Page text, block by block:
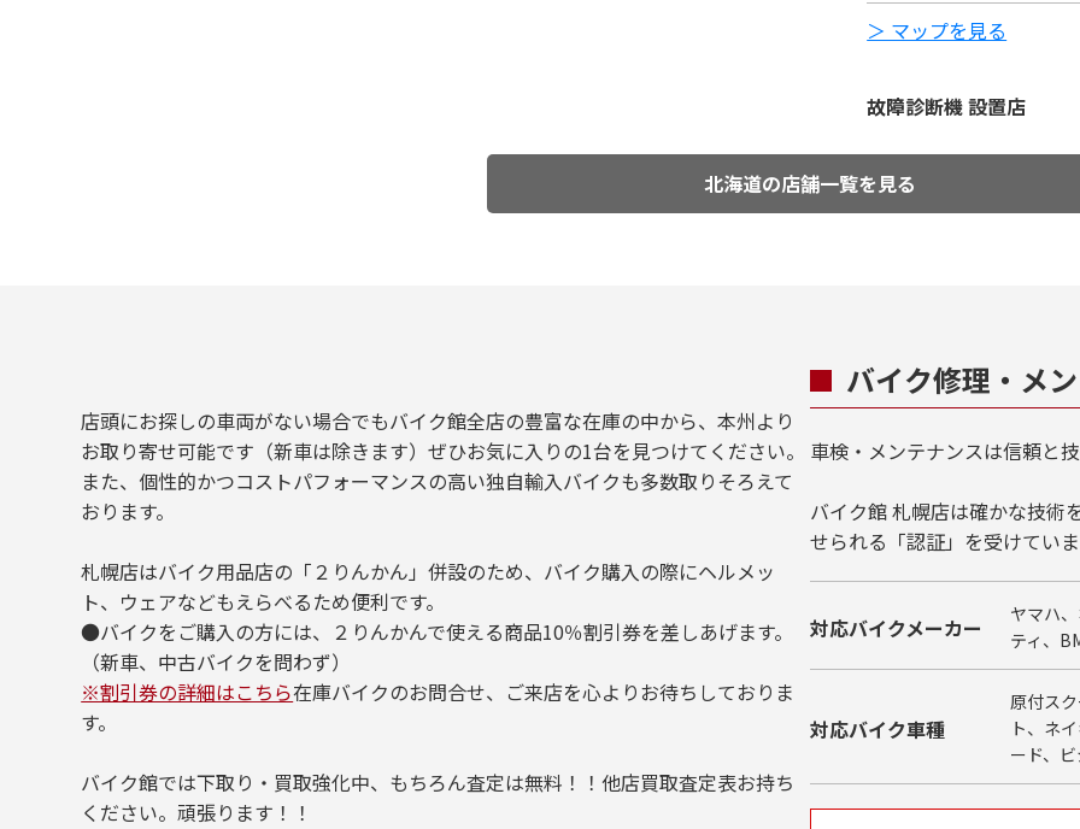
＞ マップを見る
故障診断機 設置店
北海道の店舗一覧を見る
店頭にお探しの車両がない場合でもバイク館全店の豊富な在庫の中から、本州より
お取り寄せ可能です（新車は除きます）ぜひお気に入りの1台を見つけてください。
また、個性的かつコストパフォーマンスの高い独自輸入バイクも多数取りそろえて
おります。
札幌店はバイク用品店の「２りんかん」併設のため、バイク購入の際にヘルメッ
ト、ウェアなどもえらべるため便利です。
●バイクをご購入の方には、２りんかんで使える商品10％割引券を差しあげます。
（新車、中古バイクを問わず）
※割引券の詳細はこちら在庫バイクのお問合せ、ご来店を心よりお待ちしておりま
す。
バイク館では下取り・買取強化中、もちろん査定は無料！！他店買取査定表お持ち
ください。頑張ります！！
バイク修理・メ
車検・メンテナンスは信頼と
バイク館 札幌店は確かな技術
せられる「認証」を受けてい
対応バイクメーカー
ヤマハ
ティ、
対応バイク車種
原付ス
ト、ネ
ード、